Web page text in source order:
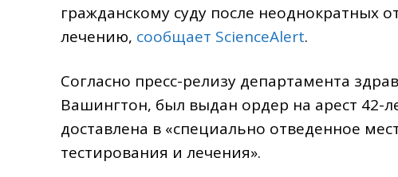
гражданскому суду после неоднократных
лечению, сообщает ScienceAlert.
Согласно пресс-релизу департамента
Вашингтон, был выдан ордер на арест 42-
доставлена в «специально отведенное
тестирования и лечения».